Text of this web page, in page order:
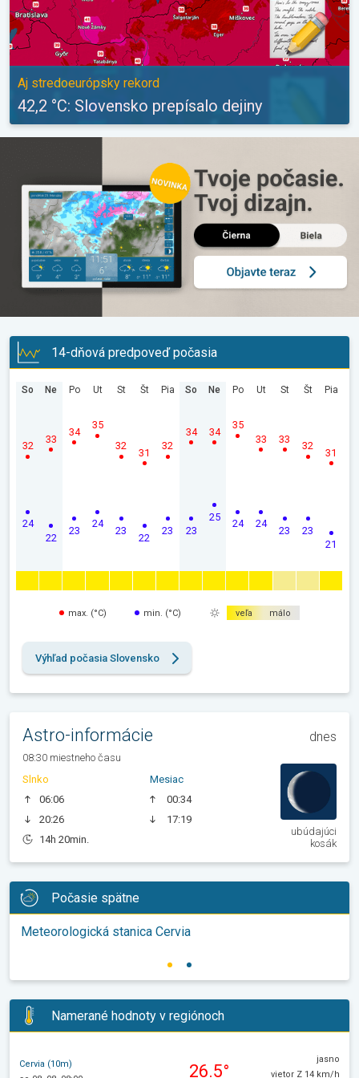
Aj stredoeurópsky rekord
42,2 °C: Slovensko prepísalo dejiny
14-dňová predpoveď počasia
So
24
32
Ne
22
33
Po
23
34
Ut
24
35
St
23
32
Št
22
31
Pia
23
32
So
23
34
Ne
25
34
Po
24
35
Ut
24
33
St
23
33
Št
23
32
Pia
21
31
max. (°C) min. (°C) veľa málo
Výhľad počasia Slovensko
Astro-informácie dnes
08:30 miestneho času
Slnko
06:06
20:26
14h 20min.
Mesiac
00:34
17:19
ubúdajúci
kosák
Počasie spätne
Meteorologická stanica Cervia
Namerané hodnoty v regiónoch
Cervia (10m)
26.5°
jasno
vietor Z 14 km/h